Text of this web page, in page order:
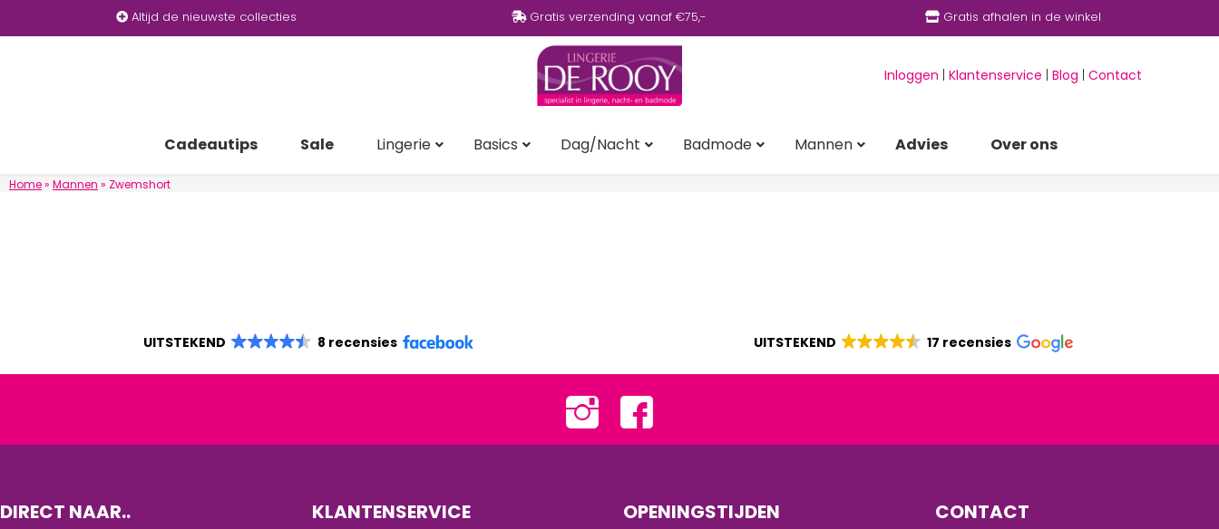
Altijd de nieuwste collecties Gratis verzending vanaf €75,- Gratis afhalen in de winkel
Inloggen Klantenservice Blog Contact
Cadeautips Sale Lingerie Basics Dag/Nacht Badmode Mannen Advies Over ons
Home» Mannen » Zwemshort
UITSTEKEND 8 recensies UITSTEKEND 17 recensies
DIRECT NAAR.. KLANTENSERVICE OPENINGSTIJDEN CONTACT